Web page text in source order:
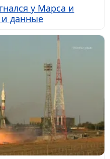
у Марса и
данные